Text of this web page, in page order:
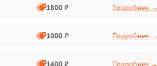
1800 ₽ Подробнее →
1000 ₽ Подробнее →
1400 ₽ Подробнее →